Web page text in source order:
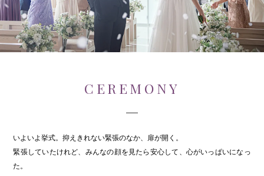
CEREMONY
いよいよ挙式。抑えきれない緊張のなか、扉が開く。
緊張していたけれど、みんなの顔を見たら安心して、心がいっぱいになっ
た。